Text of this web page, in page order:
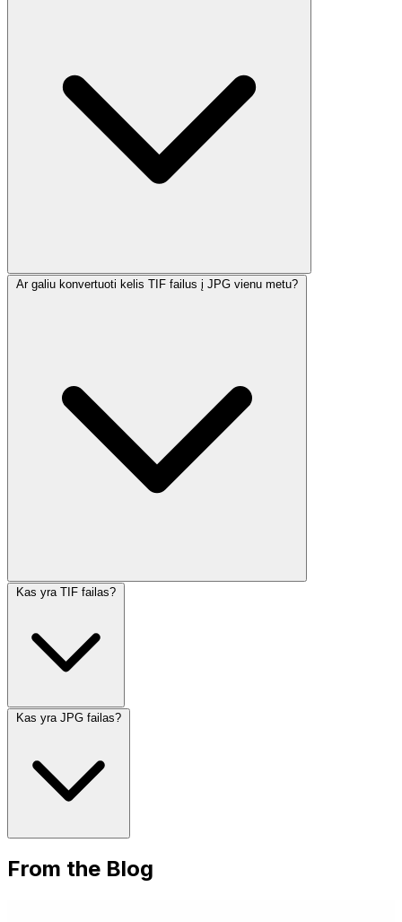
Ar galiu konvertuoti kelis TIF failus į JPG vienu metu?
Kas yra TIF failas?
Kas yra JPG failas?
From the Blog